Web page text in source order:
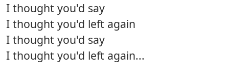
I thought you'd say
I thought you'd left again
I thought you'd say
I thought you'd left again...